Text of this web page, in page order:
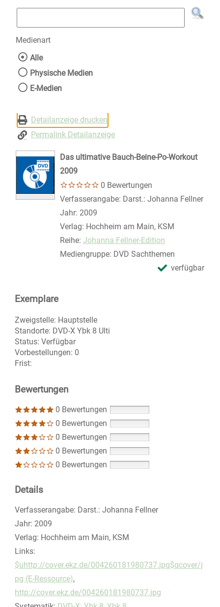
Medienart
Wählen Sie die Medienart nach der Sie
Alle
Physische Medien
E-Medien
Detailanzeige drucken
Permalink Detailanzeige
Das ultimative Bauch-Beine-Po-Workout
2009
0 Bewertungen
Suche nach diesem Verfasser
Verfasserangabe: Darst.: Johanna Fellner
Jahr: 2009
Verlag: Hochheim am Main, KSM
Reihe: Johanna Fellner-Edition
Mediengruppe: DVD Sachthemen
verfügbar
Exemplare
Zweigstelle: Hauptstelle
Standorte: DVD-X Ybk 8 Ulti
Status: Verfügbar
Vorbestellungen: 0
Frist:
Bewertungen
0 Bewertungen
0 Bewertungen
0 Bewertungen
0 Bewertungen
0 Bewertungen
Details
Suche nach diesem Verfasser
Verfasserangabe: Darst.: Johanna Fellner
Jahr: 2009
Verlag: Hochheim am Main, KSM
opens in new tab
Links:
$uhttp://cover.ekz.de/004260181980737.jpg$qcover/j
pg (E-Ressource),
http://cover.ekz.de/004260181980737.jpg